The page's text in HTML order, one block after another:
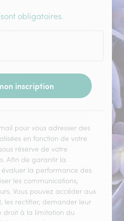
obligatoires.
inscription
pour vous adresser des
en fonction de votre
réserve de votre
Afin de garantir la
la performance des
les communications,
Vous pouvez accéder aux
les rectifier, demander leur
droit à la limitation du